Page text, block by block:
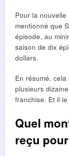
Pour la
mentionné que
épisode, au
saison de dix
dollars.
En résumé, cela
plusieurs
franchise. Et il
Quel
reçu